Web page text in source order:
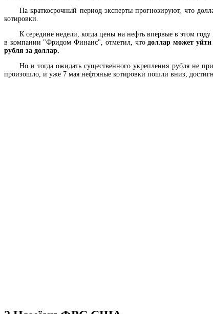
На краткосрочный период эксперты прогнозируют, что
котировки.
К середине недели, когда цены на нефть впервые в этом
в компании "Фридом Финанс", отметил, чтодоллар может уйти
рубля за доллар.
Но и тогда ожидать существенного укрепления рубля не
произошло, и уже 7 мая нефтяные котировки пошли вниз,